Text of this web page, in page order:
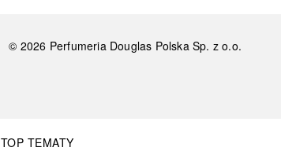
© 2026 Perfumeria Douglas Polska Sp. z o.o.
TOP TEMATY